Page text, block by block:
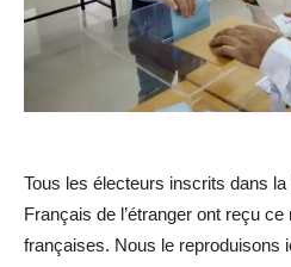
Tous les électeurs inscrits dans
Français de l’étranger ont reçu
françaises. Nous le reproduisons